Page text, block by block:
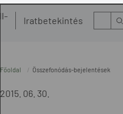
Iratbetekintés Kereső
Főoldal Összefonódás-bejelentések
2015. 06. 30.